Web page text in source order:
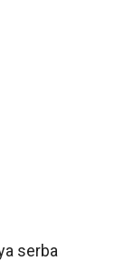
serba